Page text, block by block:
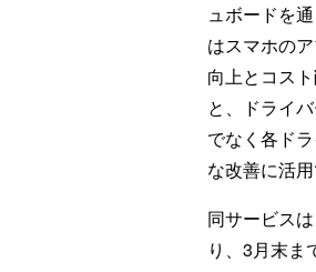
ュボードを
はスマホの
向上とコス
と、ドライ
でなく各ド
な改善に活用
同サービス
り、3月末ま